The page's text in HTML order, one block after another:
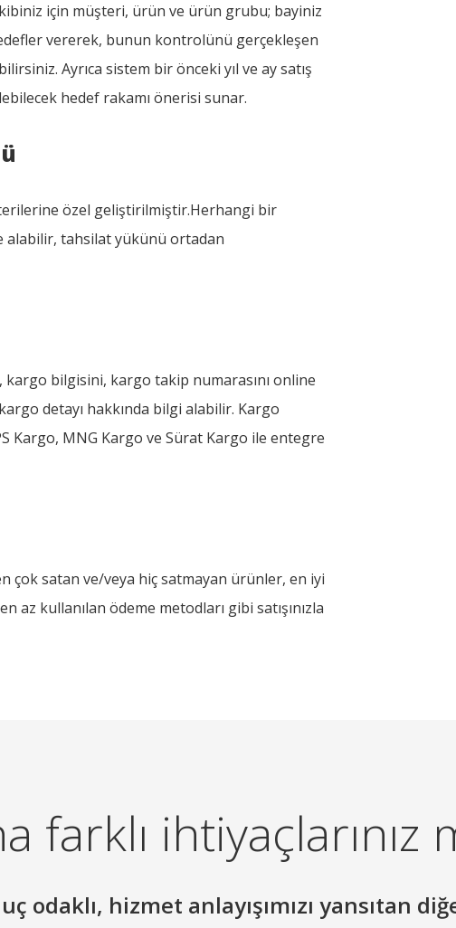
için müşteri, ürün ve ürün grubu; bayiniz
vererek, bunun kontrolünü gerçekleşen
Ayrıca sistem bir önceki yıl ve ay satış
hedef rakamı önerisi sunar.
özel geliştirilmiştir.Herhangi bir
alabilir, tahsilat yükünü ortadan
bilgisini, kargo takip numarasını online
detayı hakkında bilgi alabilir. Kargo
Kargo, MNG Kargo ve Sürat Kargo ile entegre
çok satan ve/veya hiç satmayan ürünler, en iyi
az kullanılan ödeme metodları gibi satışınızla
farklı ihtiyaçlarınız
odaklı, hizmet anlayışımızı yansıtan